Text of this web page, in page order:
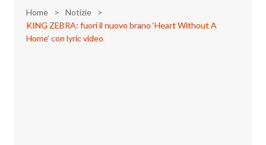
Home
Notizie
KING ZEBRA: fuori il nuovo brano ‘Heart Without A
Home’ con lyric video